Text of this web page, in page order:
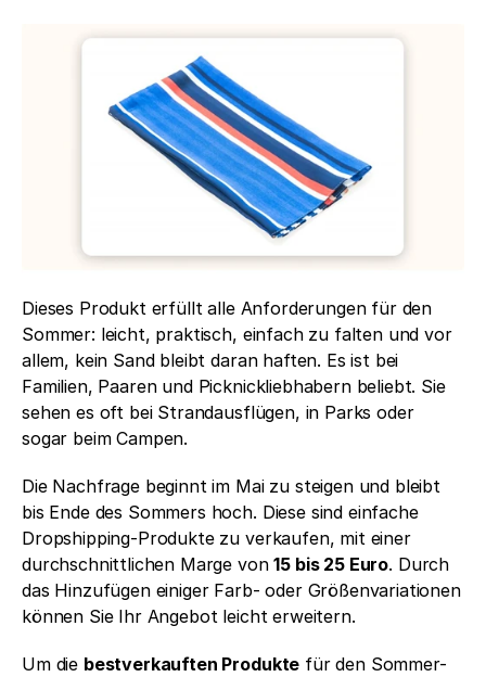
Dieses Produkt erfüllt alle Anforderungen für den
Sommer: leicht, praktisch, einfach zu falten und vor
allem, kein Sand bleibt daran haften. Es ist bei
Familien, Paaren und Picknickliebhabern beliebt. Sie
sehen es oft bei Strandausflügen, in Parks oder
sogar beim Campen.
Die Nachfrage beginnt im Mai zu steigen und bleibt
bis Ende des Sommers hoch. Diese sind einfache
Dropshipping-Produkte zu verkaufen, mit einer
durchschnittlichen Marge von 15 bis 25 Euro. Durch
das Hinzufügen einiger Farb- oder Größenvariationen
können Sie Ihr Angebot leicht erweitern.
Um die bestverkauften Produkte für den Sommer-